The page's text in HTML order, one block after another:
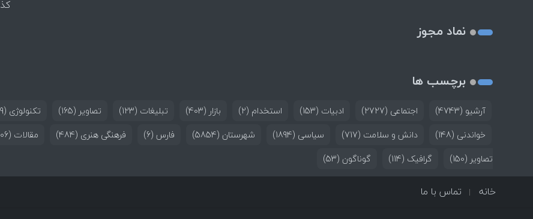
نماد مجوز
برچسب ها
آرشیو (4743) اجتماعی (2727) ادبیات (153) استخدام (2) بازار (403) تبلیغات (123) تصاویر (165) تکنولوژی (179)
خواندنی (148) دانش و سلامت (717) سیاسی (1894) شهرستان (5854) فارس (6) فرهنگی هنری (484) مقالات (506)
تصاویر (150) گرافیک (114) گوناگون (53)
خانه تماس با ما